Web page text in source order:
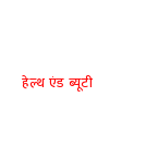
हेल्थ एंड ब्यूटी